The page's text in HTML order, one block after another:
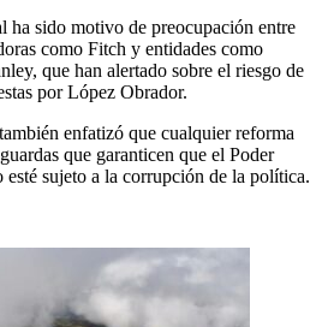
ha sido motivo de preocupación entre
como Fitch y entidades como
que han alertado sobre el riesgo de
por López Obrador.
enfatizó que cualquier reforma
que garanticen que el Poder
sujeto a la corrupción de la política.